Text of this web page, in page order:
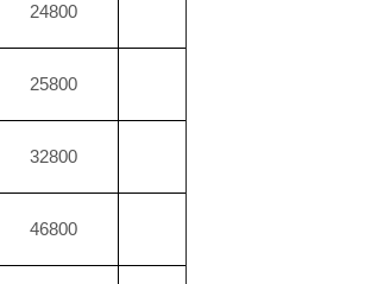
24800
25800
32800
46800